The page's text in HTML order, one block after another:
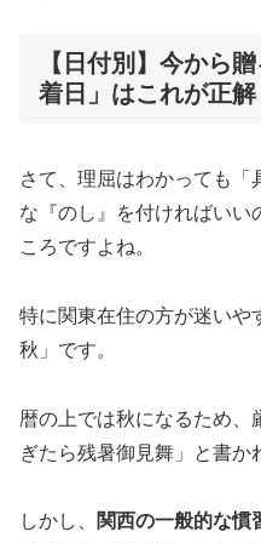
【日付別】今から
着日」はこれが正解
さて、理屈はわかっても「
な『のし』を付ければいい
ころですよね。
特に関東在住の方が迷いや
秋」です。
暦の上では秋になるため、
ぎたら残暑御見舞」と書か
しかし、
関西の一般的な慣